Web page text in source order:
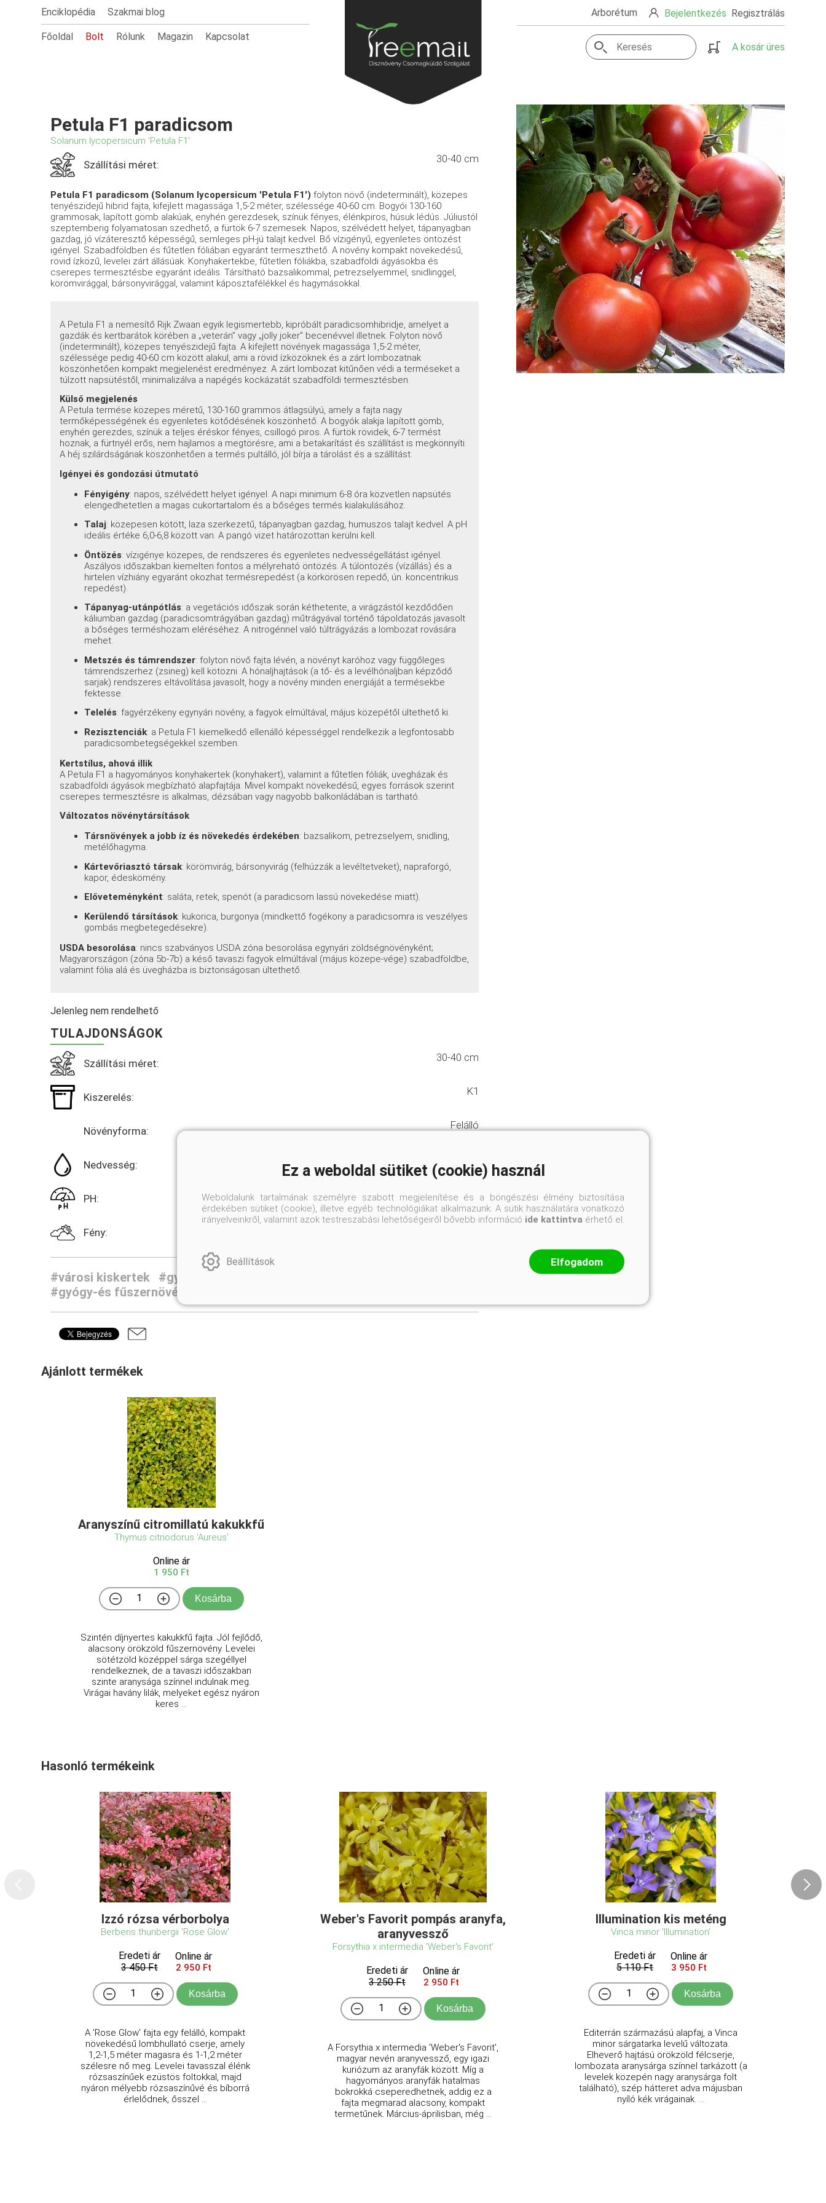
Enciklopédia Szakmai blog
Főoldal Bolt Rólunk Magazin Kapcsolat
Arborétum Bejelentkezés Regisztrálás
A kosár üres
Petula F1 paradicsom
Solanum lycopersicum 'Petula F1'
Szállítási méret: 30-40 cm
Petula F1 paradicsom (Solanum lycopersicum 'Petula F1') folyton növő (indeterminált), közepes
tenyészidejű hibrid fajta, kifejlett magassága 1,5-2 méter, szélessége 40-60 cm. Bogyói 130-160
grammosak, lapított gömb alakúak, enyhén gerezdesek, színük fényes, élénkpiros, húsuk lédús. Júliustól
szeptemberig folyamatosan szedhető, a fürtök 6-7 szemesek. Napos, szélvédett helyet, tápanyagban
gazdag, jó vízáteresztő képességű, semleges pH-jú talajt kedvel. Bő vízigényű, egyenletes öntözést
igényel. Szabadföldben és fűtetlen fóliában egyaránt termeszthető. A növény kompakt növekedésű,
rövid ízközű, levelei zárt állásúak. Konyhakertekbe, fűtetlen fóliákba, szabadföldi ágyásokba és
cserepes termesztésbe egyaránt ideális. Társítható bazsalikommal, petrezselyemmel, snidlinggel,
körömvirággal, bársonyvirággal, valamint káposztafélékkel és hagymásokkal.
A Petula F1 a nemesítő Rijk Zwaan egyik legismertebb, kipróbált paradicsomhibridje, amelyet a
gazdák és kertbarátok körében a „veterán” vagy „jolly joker” becenévvel illetnek . Folyton növő
(indeterminált), közepes tenyészidejű fajta. A kifejlett növények magassága 1,5-2 méter,
szélessége pedig 40-60 cm között alakul, ami a rövid ízközöknek és a zárt lombozatnak
köszönhetően kompakt megjelenést eredményez . A zárt lombozat kitűnően védi a terméseket a
túlzott napsütéstől, minimalizálva a napégés kockázatát szabadföldi termesztésben
Külső megjelenés
A Petula termése közepes méretű, 130-160 grammos átlagsúlyú, amely a fajta nagy
termőképességének és egyenletes kötődésének köszönhető. A bogyók alakja lapított gömb,
enyhén gerezdes, színük a teljes éréskor fényes, csillogó piros. A fürtök rövidek, 6-7 termést
hoznak, a fürtnyél erős, nem hajlamos a megtörésre, ami a betakarítást és szállítást is megkönnyíti.
A héj szilárdságának köszönhetően a termés pultálló, jól bírja a tárolást és a szállítást.
Igényei és gondozási útmutató
Fényigény: napos, szélvédett helyet igényel. A napi minimum 6-8 óra közvetlen napsütés
elengedhetetlen a magas cukortartalom és a bőséges termés kialakulásához.
Talaj: közepesen kötött, laza szerkezetű, tápanyagban gazdag, humuszos talajt kedvel. A pH
ideális értéke 6,0-6,8 között van. A pangó vizet határozottan kerülni kell.
Öntözés: vízigénye közepes, de rendszeres és egyenletes nedvességellátást igényel.
Aszályos időszakban kiemelten fontos a mélyreható öntözés. A túlöntözés (vízállás) és a
hirtelen vízhiány egyaránt okozhat termésrepedést (a körkörösen repedő, ún. koncentrikus
repedést).
Tápanyag-utánpótlás: a vegetációs időszak során kéthetente, a virágzástól kezdődően
káliumban gazdag (paradicsomtrágyában gazdag) műtrágyával történő tápoldatozás javasolt
a bőséges terméshozam eléréséhez. A nitrogénnel való túltrágyázás a lombozat rovására
mehet.
Metszés és támrendszer: folyton növő fajta lévén, a növényt karóhoz vagy függőleges
támrendszerhez (zsineg) kell kötözni. A hónaljhajtások (a tő- és a levélhónaljban képződő
sarjak) rendszeres eltávolítása javasolt, hogy a növény minden energiáját a termésekbe
fektesse.
Telelés: fagyérzékeny egynyári növény, a fagyok elmúltával, május közepétől ültethető ki.
Rezisztenciák: a Petula F1 kiemelkedő ellenálló képességgel rendelkezik a legfontosabb
paradicsombetegségekkel szemben.
Kertstílus, ahová illik
A Petula F1 a hagyományos konyhakertek (konyhakert), valamint a fűtetlen fóliák, üvegházak és
szabadföldi ágyások megbízható alapfajtája. Mivel kompakt növekedésű, egyes források szerint
cserepes termesztésre is alkalmas, dézsában vagy nagyobb balkonládában is tartható.
Változatos növénytársítások
Társnövények a jobb íz és növekedés érdekében: bazsalikom, petrezselyem, snidling,
metélőhagyma.
Kártevőriasztó társak: körömvirág, bársonyvirág (felhúzzák a levéltetveket), napraforgó,
kapor, édeskömény.
Előveteményként: saláta, retek, spenót (a paradicsom lassú növekedése miatt).
Kerülendő társítások: kukorica, burgonya (mindkettő fogékony a paradicsomra is veszélyes
gombás megbetegedésekre).
USDA besorolása: nincs szabványos USDA zóna besorolása egynyári zöldségnövényként;
Magyarországon (zóna 5b-7b) a késő tavaszi fagyok elmúltával (május közepe-vége) szabadföldbe,
valamint fólia alá és üvegházba is biztonságosan ültethető.
Jelenleg nem rendelhető
TULAJDONSÁGOK
Szállítási méret: 30-40 cm
Kiszerelés: K1
Növényforma: Felálló
Nedvesség:
PH: Üde, humuszos
Fény: Napos helyre
#városi kiskertek
#gyümölcsös és konyhakertek
#gyógy-és fűszernövények
Ajánlott termékek
Aranyszínű citromillatú kakukkfű
Thymus citriodorus 'Aureus'
Online ár
1 950 Ft
Kosárba
Szintén díjnyertes kakukkfű fajta. Jól fejlődő,
alacsony örökzöld fűszernövény. Levelei
sötétzöld középpel sárga szegéllyel
rendelkeznek, de a tavaszi időszakban
szinte aranysága színnel indulnak meg.
Virágai havány lilák, melyeket egész nyáron
keres ...
Hasonló termékeink
Izzó rózsa vérborbolya
Berberis thunbergii 'Rose Glow'
Eredeti ár
3 450 Ft
Online ár
2 950 Ft
Kosárba
A 'Rose Glow' fajta egy felálló, kompakt
növekedésű lombhullató cserje, amely
1,2-1,5 méter magasra és 1-1,2 méter
szélesre nő meg. Levelei tavasszal élénk
rózsaszínűek ezüstös foltokkal, majd
nyáron mélyebb rózsaszínűvé és bíborrá
érlelődnek, ősszel ...
Weber's Favorit pompás aranyfa,
aranyvessző
Forsythia x intermedia 'Weber's Favorit'
Eredeti ár
3 250 Ft
Online ár
2 950 Ft
Kosárba
A Forsythia x intermedia 'Weber's Favorit',
magyar nevén aranyvessző, egy igazi
kuriózum az aranyfák között. Míg a
hagyományos aranyfák hatalmas
bokrokká cseperedhetnek, addig ez a
fajta megmarad alacsony, kompakt
termetűnek. Március-áprilisban, még ...
Illumination kis meténg
Vinca minor 'Illumination'
Eredeti ár
5 110 Ft
Online ár
3 950 Ft
Kosárba
Editerrán származású alapfaj, a Vinca
minor sárgatarka levelű változata.
Elheverő hajtású örökzöld félcserje,
lombozata aranysárga színnel tarkázott (a
levelek közepén nagy aranysárga folt
található), szép hátteret adva májusban
nyíló kék virágainak. ...
Ez a weboldal sütiket (cookie) használ
Weboldalunk tartalmának személyre szabott megjelenítése és a böngészési élmény biztosítása
érdekében sütiket (cookie), illetve egyéb technológiákat alkalmazunk. A sütik használatára vonatkozó
irányelveinkről, valamint azok testreszabási lehetőségeiről bővebb információ ide kattintva érhető el.
Beállítások Elfogadom